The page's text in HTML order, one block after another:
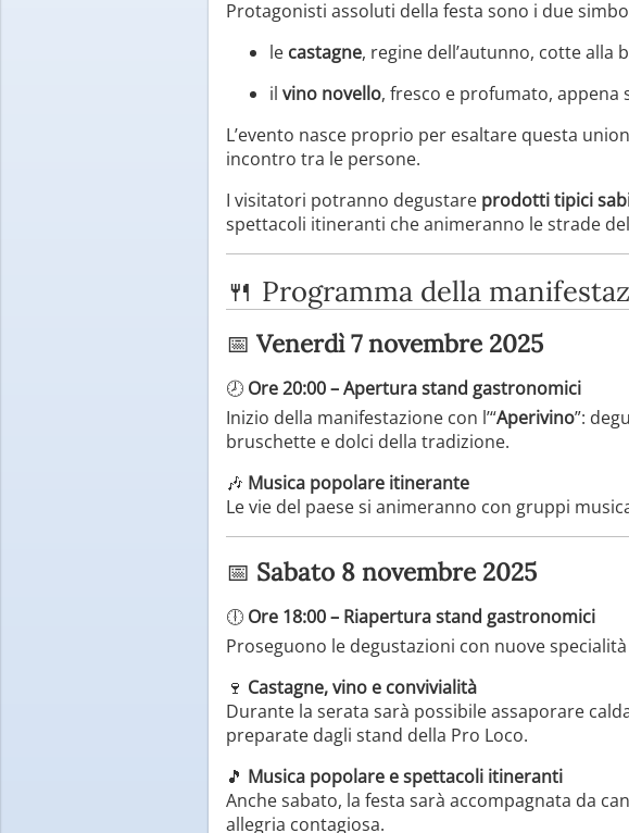
Protagonisti assoluti della festa sono i due
le castagne, regine dell’autunno, cotte alla
il vino novello, fresco e profumato, appena
L’evento nasce proprio per esaltare questa
incontro tra le persone.
I visitatori potranno degustare prodotti tipici
spettacoli itineranti che animeranno le strade
🍴 Programma della
📅 Venerdì 7 novembre 2025
🕗 Ore 20:00 – Apertura stand gastronomici
Inizio della manifestazione con l’“Aperivino”:
bruschette e dolci della tradizione.
🎶 Musica popolare itinerante
Le vie del paese si animeranno con gruppi
📅 Sabato 8 novembre 2025
🕕 Ore 18:00 – Riapertura stand gastronomici
Proseguono le degustazioni con nuove
🍷 Castagne, vino e convivialità
Durante la serata sarà possibile assaporare
preparate dagli stand della Pro Loco.
🎵 Musica popolare e spettacoli itineranti
Anche sabato, la festa sarà accompagnata da
allegria contagiosa.